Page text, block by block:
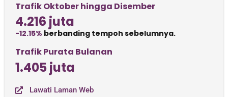
Trafik Oktober hingga Disember
4.216 juta
-12.15% berbanding tempoh sebelumnya.
Trafik Purata Bulanan
1.405 juta
Lawati Laman Web